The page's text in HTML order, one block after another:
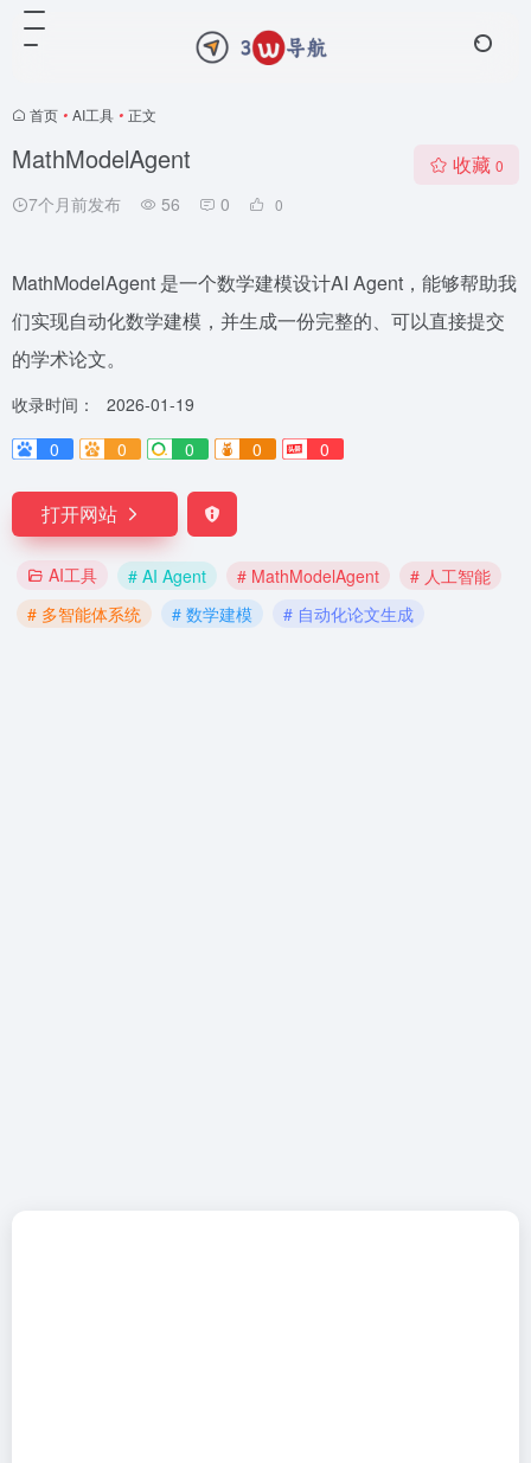
首页 • AI工具 • 正文
MathModelAgent
7个月前发布 56 0 0
收藏 0
MathModelAgent 是一个数学建模设计AI Agent，能够帮助我
们实现自动化数学建模，并生成一份完整的、可以直接提交
的学术论文。
收录时间：
2026-01-19
0
0 0 0 0
打开网站
AI工具 # AI Agent # MathModelAgent
# 人工智能
# 多智能体系统
# 数学建模 # 自动化论文生成